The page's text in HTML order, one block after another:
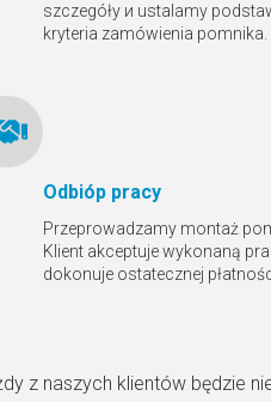
szczegóły и ustalamy
kryteria zamówienia pomnika.
Odbióр pracy
Przeprowadzamy montaż
Klient akceptuje wykonaną
dokonuje ostatecznej
z naszych klientów będzie